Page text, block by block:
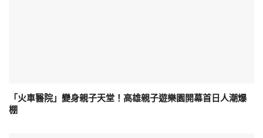
「火車醫院」變身親子天堂！高雄親子遊樂園開幕首日人潮爆
棚